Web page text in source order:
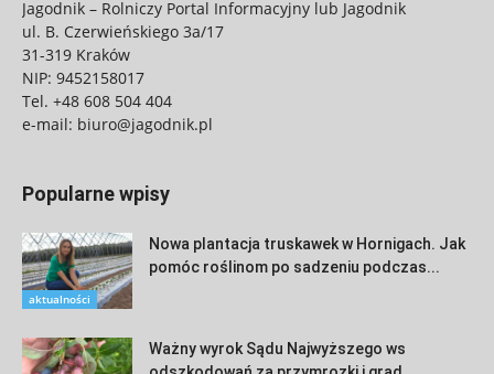
Jagodnik – Rolniczy Portal Informacyjny lub Jagodnik
ul. B. Czerwieńskiego 3a/17
31-319 Kraków
NIP: 9452158017
Tel. +48 608 504 404
e-mail: biuro@jagodnik.pl
Popularne wpisy
aktualności
Nowa plantacja truskawek w Hornigach. Jak
pomóc roślinom po sadzeniu podczas...
Ważny wyrok Sądu Najwyższego ws